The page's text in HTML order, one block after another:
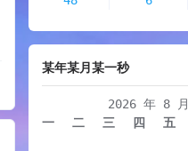
某年某月某一秒
2026 年 8 月
一
二 三 四 五